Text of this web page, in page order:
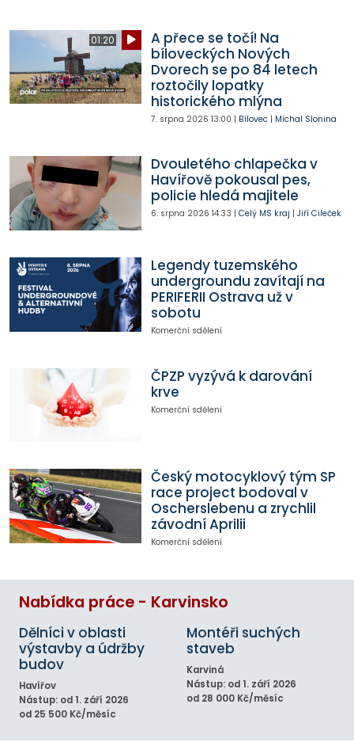
01:20
A přece se točí! Na
bíloveckých Nových
Dvorech se po 84 letech
roztočily lopatky
historického mlýna
7. srpna 2026 13:00 | Bílovec| Michal Slonina
Dvouletého chlapečka v
Havířově pokousal pes,
policie hledá majitele
6. srpna 2026 14:33 | Celý MS kraj | Jiří Cileček
Legendy tuzemského
undergroundu zavítají na
PERIFERII Ostrava už v
sobotu
Komerční sdělení
ČPZP vyzývá k darování
krve
Komerční sdělení
Český motocyklový tým SP
race project bodoval v
Oscherslebenu a zrychlil
závodní Aprilii
Komerční sdělení
Nabídka práce - Karvinsko
Dělníci v oblasti
výstavby a údržby
budov
Havířov
Nástup: od 1. září 2026
od 25 500 Kč/měsíc
Montéři suchých
staveb
Karviná
Nástup: od 1. září 2026
od 28 000 Kč/měsíc